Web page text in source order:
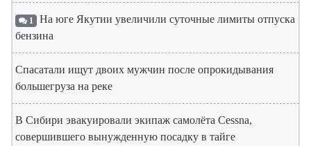
1 На юге Якутии увеличили суточные лимиты отпуска
бензина
Спасатали ищут двоих мужчин после опрокидывания
большегруза на реке
В Сибири эвакуировали экипаж самолёта Cessna,
совершившего вынужденную посадку в тайге